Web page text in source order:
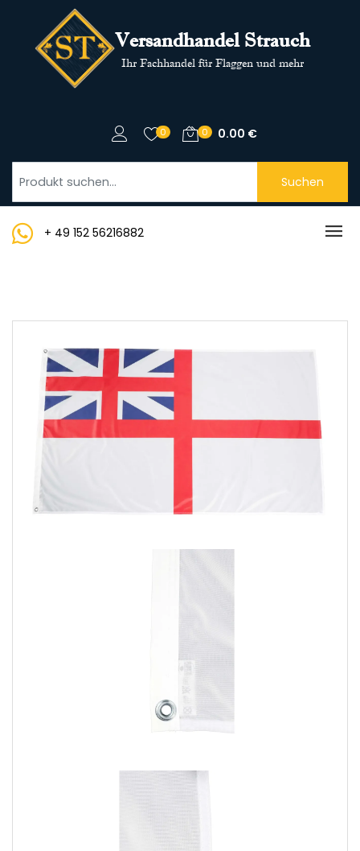
Versandhandel Strauch
Ihr Fachhandel für Flaggen und mehr
0 0 0.00 €
Suchen
+ 49 152 56216882